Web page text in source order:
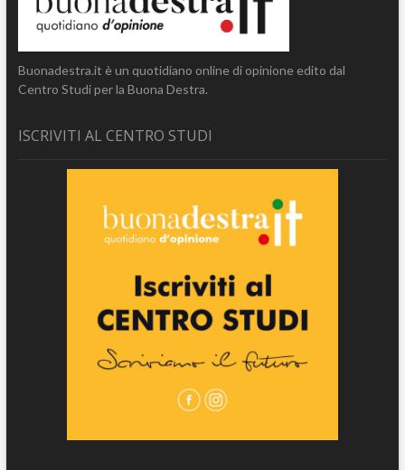
Buonadestra.it è un quotidiano online di opinione edito dal
Centro Studi per la Buona Destra.
ISCRIVITI AL CENTRO STUDI